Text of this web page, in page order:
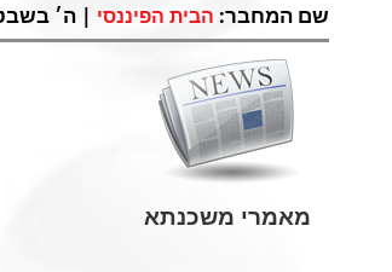
שם המחבר: הבית הפיננסי | ה׳ בשבט
מאמרי משכנתא